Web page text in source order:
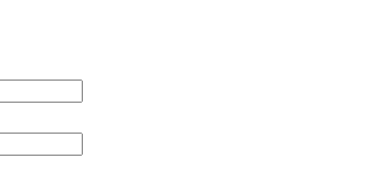
Максимальная
цена